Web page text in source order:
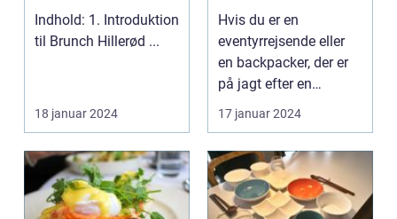
Eventyrrejsende
og Backpackere
Indhold: 1. Introduktion
til Brunch Hillerød ...
18 januar 2024
Fodsporene af
Historien
Hvis du er en
eventyrrejsende eller
en backpacker, der er
på jagt efter en
kulinarisk oplevelse i
Ho...
17 januar 2024